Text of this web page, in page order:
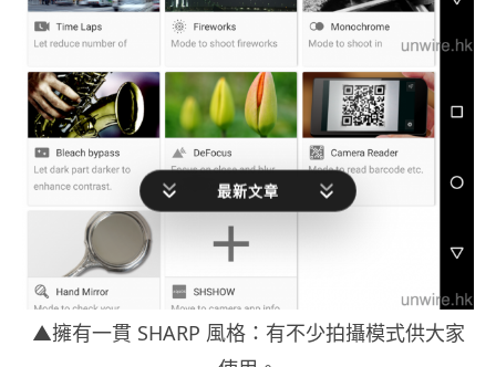
▲擁有一貫 SHARP 風格：有不少拍攝模式供大家
最新文章